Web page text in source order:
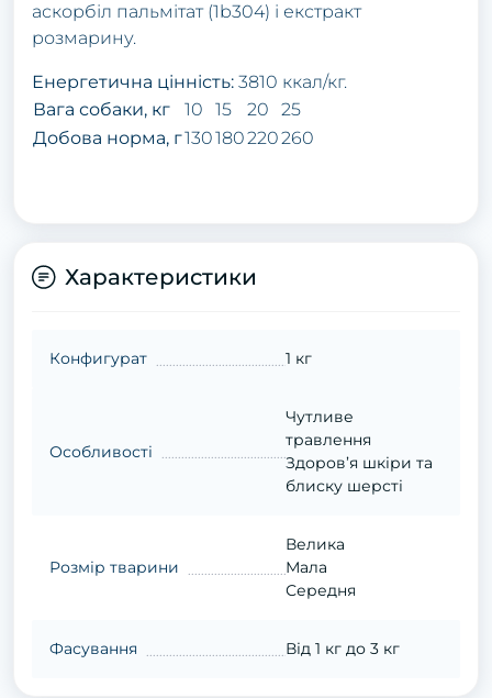
аскорбіл пальмітат (1b304) і екстракт
розмарину.
Енергетична цінність: 3810 ккал/кг.
Вага собаки, кг
10 15 20
25
Добова норма, г130180220260
Характеристики
Конфигурат 1 кг
Особливості
Чутливе
травлення
Здоров’я шкіри та
блиску шерсті
Розмір тварини
Велика
Мала
Середня
Фасування Від 1 кг до 3 кг